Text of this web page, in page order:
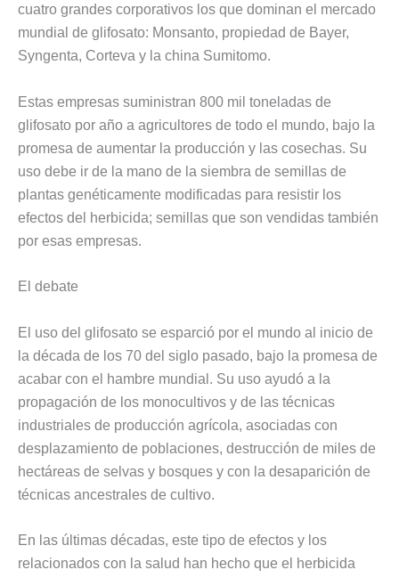
cuatro grandes corporativos los que dominan el mercado
mundial de glifosato: Monsanto, propiedad de Bayer,
Syngenta, Corteva y la china Sumitomo.
Estas empresas suministran 800 mil toneladas de
glifosato por año a agricultores de todo el mundo, bajo la
promesa de aumentar la producción y las cosechas. Su
uso debe ir de la mano de la siembra de semillas de
plantas genéticamente modificadas para resistir los
efectos del herbicida; semillas que son vendidas también
por esas empresas.
El debate
El uso del glifosato se esparció por el mundo al inicio de
la década de los 70 del siglo pasado, bajo la promesa de
acabar con el hambre mundial. Su uso ayudó a la
propagación de los monocultivos y de las técnicas
industriales de producción agrícola, asociadas con
desplazamiento de poblaciones, destrucción de miles de
hectáreas de selvas y bosques y con la desaparición de
técnicas ancestrales de cultivo.
En las últimas décadas, este tipo de efectos y los
relacionados con la salud han hecho que el herbicida